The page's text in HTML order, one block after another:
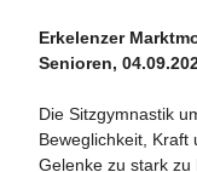
Erkelenzer
Senioren,
Die Sitzgymnastik
Beweglichkeit,
Gelenke zu stark zu